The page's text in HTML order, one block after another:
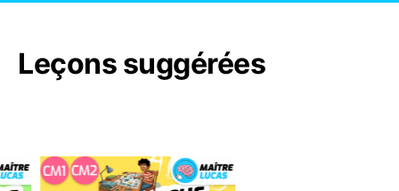
Leçons suggérées